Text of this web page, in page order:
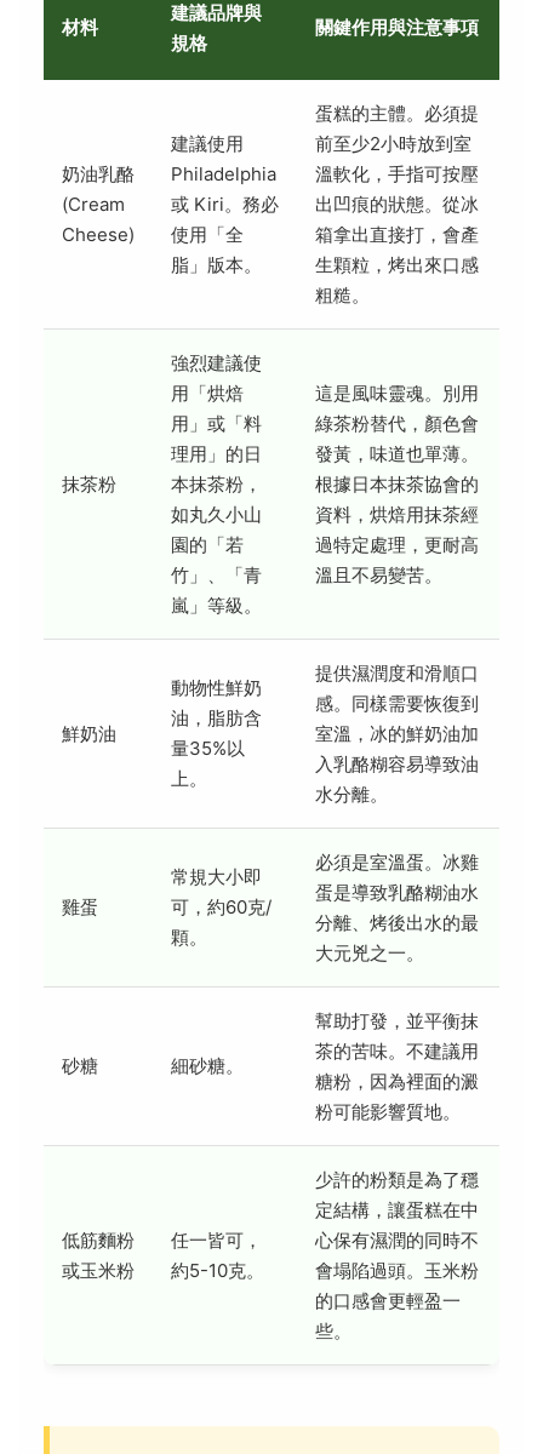
材料
建議品牌與
規格
關鍵作用與注意事項
奶油乳酪
(Cream
Cheese)
建議使用
Philadelphia
或 Kiri。務必
使用「全
脂」版本。
蛋糕的主體。必須提
前至少2小時放到室
溫軟化，手指可按壓
出凹痕的狀態。從冰
箱拿出直接打，會產
生顆粒，烤出來口感
粗糙。
抹茶粉
強烈建議使
用「烘焙
用」或「料
理用」的日
本抹茶粉，
如丸久小山
園的「若
竹」、「青
嵐」等級。
這是風味靈魂。別用
綠茶粉替代，顏色會
發黃，味道也單薄。
根據日本抹茶協會的
資料，烘焙用抹茶經
過特定處理，更耐高
溫且不易變苦。
鮮奶油
動物性鮮奶
油，脂肪含
量35%以
上。
提供濕潤度和滑順口
感。同樣需要恢復到
室溫，冰的鮮奶油加
入乳酪糊容易導致油
水分離。
雞蛋
常規大小即
可，約60克/
顆。
必須是室溫蛋。冰雞
蛋是導致乳酪糊油水
分離、烤後出水的最
大元兇之一。
砂糖 細砂糖。
幫助打發，並平衡抹
茶的苦味。不建議用
糖粉，因為裡面的澱
粉可能影響質地。
低筋麵粉
或玉米粉
任一皆可，
約5-10克。
少許的粉類是為了穩
定結構，讓蛋糕在中
心保有濕潤的同時不
會塌陷過頭。玉米粉
的口感會更輕盈一
些。